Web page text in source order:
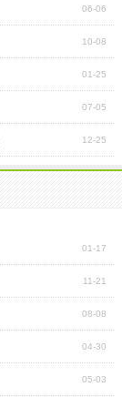
06-06
10-08
01-25
07-05
12-25
01-17
11-21
08-08
04-30
05-03